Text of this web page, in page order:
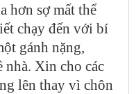
hơn sợ mất thể
chạy đến với bí
gánh nặng,
nhà. Xin cho các
lên thay vì chôn